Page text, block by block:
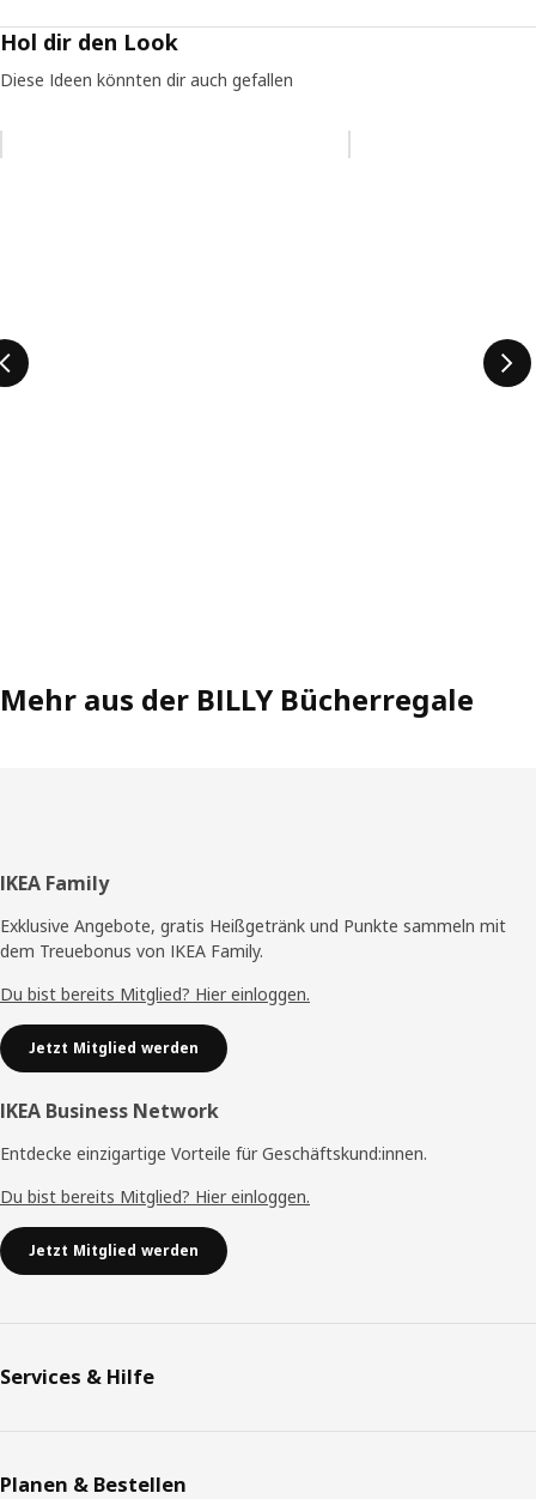
Hol dir den Look
Diese Ideen könnten dir auch gefallen
Mehr aus der BILLY Bücherregale
Fußzeile
IKEA Family
Exklusive Angebote, gratis Heißgetränk und Punkte sammeln mit
dem Treuebonus von IKEA Family.
Du bist bereits Mitglied? Hier einloggen.
Jetzt Mitglied werden
IKEA Business Network
Entdecke einzigartige Vorteile für Geschäftskund:innen.
Du bist bereits Mitglied? Hier einloggen.
Jetzt Mitglied werden
Services & Hilfe
Planen & Bestellen